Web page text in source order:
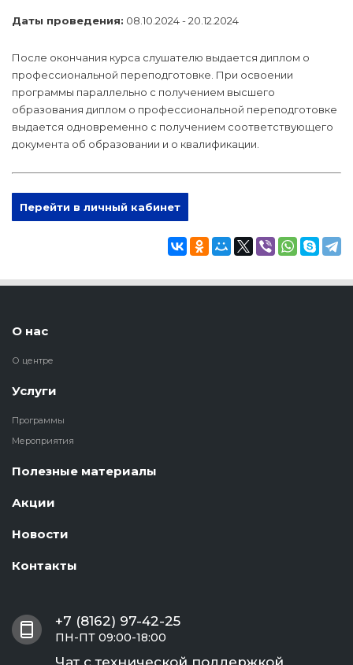
Даты проведения: 08.10.2024 - 20.12.2024
После окончания курса слушателю выдается диплом о
профессиональной переподготовке. При освоении
программы параллельно с получением высшего
образования диплом о профессиональной переподготовке
выдается одновременно с получением соответствующего
документа об образовании и о квалификации.
Перейти в личный кабинет
О нас
О центре
Услуги
Программы
Мероприятия
Полезные материалы
Акции
Новости
Контакты
+7 (8162) 97-42-25
ПН-ПТ 09:00-18:00
Чат с технической поддержкой